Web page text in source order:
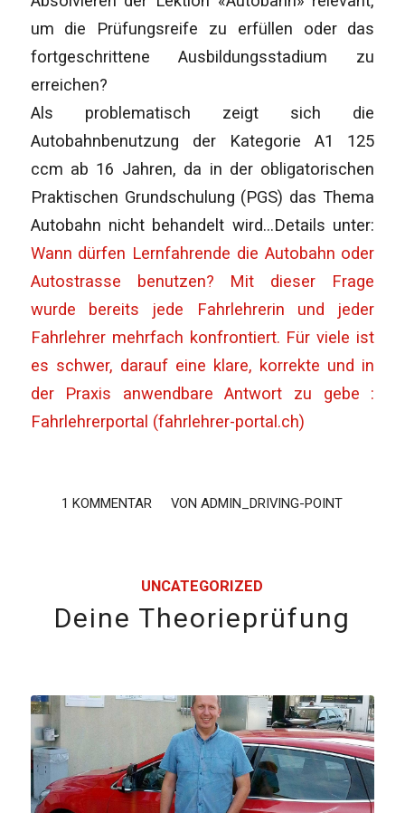
um die Prüfungsreife zu erfüllen oder das
fortgeschrittene Ausbildungsstadium zu
erreichen?
Als problematisch zeigt sich die
Autobahnbenutzung der Kategorie A1 125
ccm ab 16 Jahren, da in der obligatorischen
Praktischen Grundschulung (PGS) das Thema
Autobahn nicht behandelt wird…Details unter:
Wann dürfen Lernfahrende die Autobahn oder
Autostrasse benutzen? Mit dieser Frage
wurde bereits jede Fahrlehrerin und jeder
Fahrlehrer mehrfach konfrontiert. Für viele ist
es schwer, darauf eine klare, korrekte und in
der Praxis anwendbare Antwort zu gebe :
Fahrlehrerportal (fahrlehrer-portal.ch)
1 KOMMENTAR
/ VONADMIN_DRIVING-POINT
UNCATEGORIZED
Deine Theorieprüfung